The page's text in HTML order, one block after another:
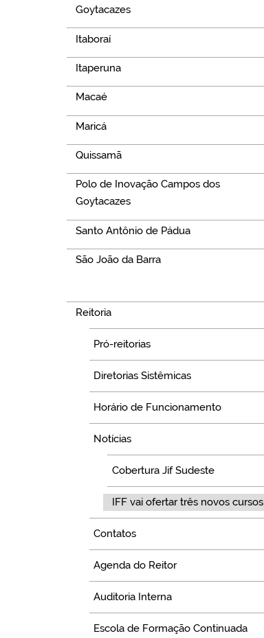
Goytacazes
Itaboraí
Itaperuna
Macaé
Maricá
Quissamã
Polo de Inovação Campos dos
Goytacazes
Santo Antônio de Pádua
São João da Barra
Reitoria
Pró-reitorias
Diretorias Sistêmicas
Horário de Funcionamento
Notícias
Cobertura Jif Sudeste
IFF vai ofertar três novos cursos
Contatos
Agenda do Reitor
Auditoria Interna
Escola de Formação Continuada